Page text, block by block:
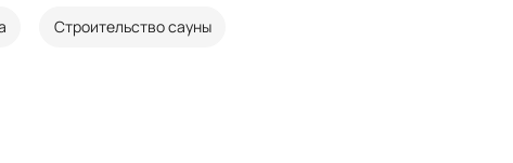
Строительство сауны